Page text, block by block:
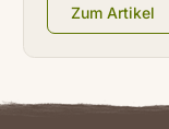
Zum Artikel